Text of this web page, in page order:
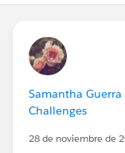
Samantha
Challenges
28 de noviembre de